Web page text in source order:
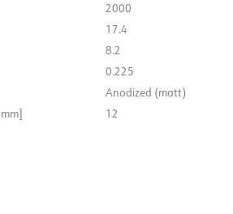
2000
17.4
8.2
0.225
Anodized (matt)
12